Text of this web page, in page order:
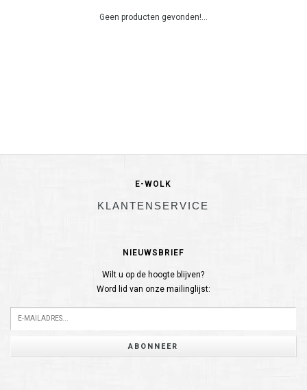
Geen producten gevonden!...
E-WOLK
KLANTENSERVICE
NIEUWSBRIEF
Wilt u op de hoogte blijven?
Word lid van onze mailinglijst:
ABONNEER